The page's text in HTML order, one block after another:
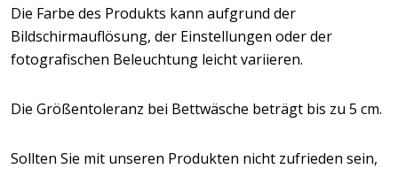
Die Farbe des Produkts kann aufgrund der
Bildschirmauflösung, der Einstellungen oder der
fotografischen Beleuchtung leicht variieren.
Die Größentoleranz bei Bettwäsche beträgt bis zu 5 cm.
Sollten Sie mit unseren Produkten nicht zufrieden sein,